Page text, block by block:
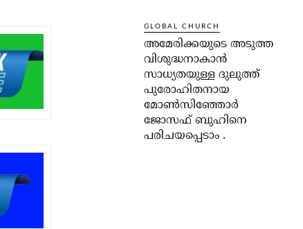
GLOBAL CHURCH
അമേരിക്കയുടെ അടുത്ത
വിശുദ്ധനാകാൻ
സാധ്യതയുള്ള ദുലുത്ത്
പുരോഹിതനായ
മോൺസിഞ്ഞോർ
ജോസഫ് ബുഹിനെ
പരിചയപ്പെടാം .